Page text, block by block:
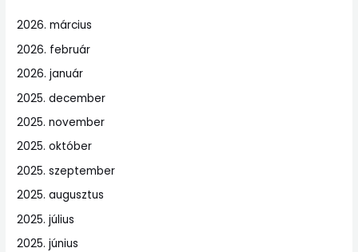
2026. március
2026. február
2026. január
2025. december
2025. november
2025. október
2025. szeptember
2025. augusztus
2025. július
2025. június